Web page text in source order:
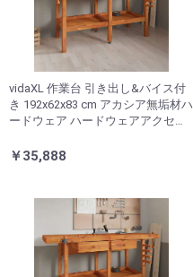
vidaXL 作業台 引き出し&バイス付
き 192x62x83 cm アカシア無垢材ハ
ードウェア ハードウェアアクセサ
チ(代引不可)
￥35,888